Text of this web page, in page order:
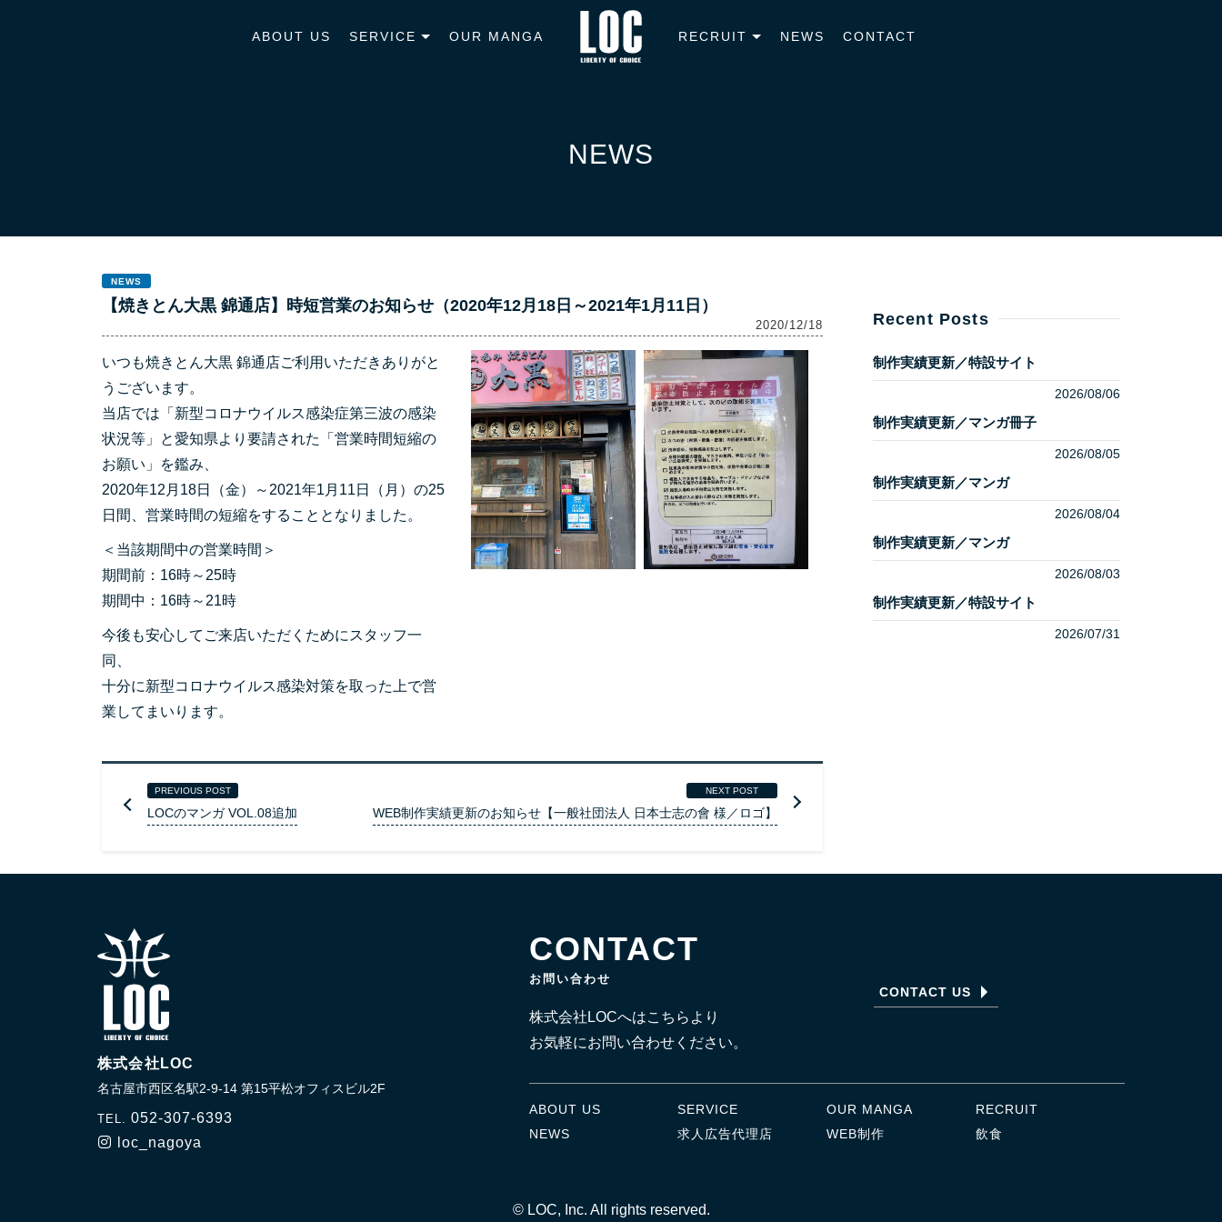
ABOUT US SERVICE OUR MANGA RECRUIT NEWS CONTACT
NEWS
NEWS
【焼きとん大黒 錦通店】時短営業のお知らせ（2020年12月18日～2021年1月11日）
2020/12/18
いつも焼きとん大黒 錦通店ご利用いただきありがと
うございます。
当店では「新型コロナウイルス感染症第三波の感染
状況等」と愛知県より要請された「営業時間短縮の
お願い」を鑑み、
2020年12月18日（金）～2021年1月11日（月）の25
日間、営業時間の短縮をすることとなりました。
＜当該期間中の営業時間＞
期間前：16時～25時
期間中：16時～21時
今後も安心してご来店いただくためにスタッフ一
同、
十分に新型コロナウイルス感染対策を取った上で営
業してまいります。
PREVIOUS POST
LOCのマンガ VOL.08追加
NEXT POST
WEB制作実績更新のお知らせ【一般社団法人 日本士志の會 様／ロゴ】
Recent Posts
制作実績更新／特設サイト
2026/08/06
制作実績更新／マンガ冊子
2026/08/05
制作実績更新／マンガ
2026/08/04
制作実績更新／マンガ
2026/08/03
制作実績更新／特設サイト
2026/07/31
CONTACT
お問い合わせ
株式会社LOCへはこちらより
お気軽にお問い合わせください。
CONTACT US
ABOUT US SERVICE OUR MANGA
RECRUIT
NEWS
求人広告代理店 WEB制作 飲食
株式会社LOC
名古屋市西区名駅2-9-14 第15平松オフィスビル2F
TEL. 052-307-6393
loc_nagoya
© LOC, Inc. All rights reserved.